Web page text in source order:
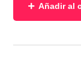
Añadir al